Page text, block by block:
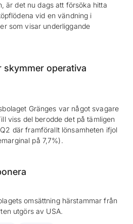
är det nu dags att försöka hitta
vid en vändning i
som visar underliggande
skymmer operativa
Gränges var något svagare
viss del berodde det på tämligen
där framförallt lönsamheten ifjol
på 7,7%).
omsättning härstammar från
utgörs av USA.